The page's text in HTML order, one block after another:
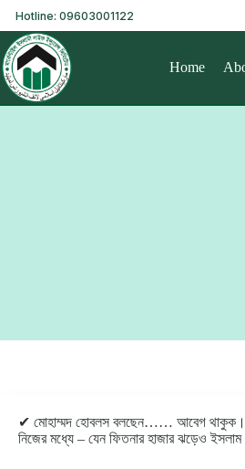
Hotline: 09603001122
Home
✔ মোহাম্মদ হোবলস বলছেন…… আবেগ থাকুক।
নিজের মধ্যে – যেন ফিতনার হাজার ঝড়েও